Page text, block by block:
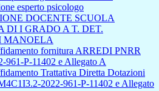
esperto psicologo
DOCENTE SCUOLA
DI I GRADO A T. DET.
MANOELA
fornitura ARREDI PNRR
961-P-11402 e Allegato A
Trattativa Diretta Dotazioni
2022-961-P-11402 e Allegato